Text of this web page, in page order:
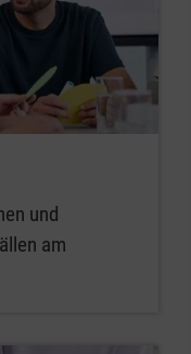
und
am